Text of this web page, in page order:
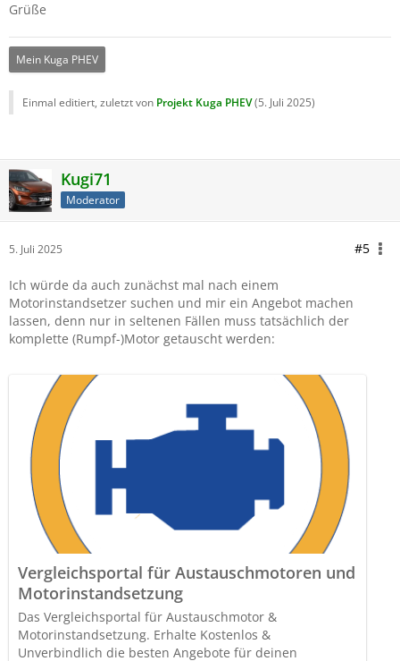
Grüße
Mein Kuga PHEV
Einmal editiert, zuletzt von Projekt Kuga PHEV(5. Juli 2025)
Kugi71
Moderator
5. Juli 2025 #5
Ich würde da auch zunächst mal nach einem
Motorinstandsetzer suchen und mir ein Angebot machen
lassen, denn nur in seltenen Fällen muss tatsächlich der
komplette (Rumpf-)Motor getauscht werden:
Vergleichsportal für Austauschmotoren und
Motorinstandsetzung
Das Vergleichsportal für Austauschmotor &
Motorinstandsetzung. Erhalte Kostenlos &
Unverbindlich die besten Angebote für deinen